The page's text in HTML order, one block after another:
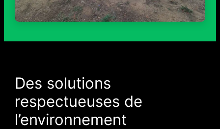
Des solutions
respectueuses de
l’environnement